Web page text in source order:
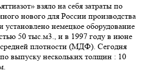
взяло на себя затраты по
нового для России производства
немецкое оборудование
50 тыс.м3., и в 1997 году в июне
средней плотности (МДФ). Сегодня
выпуску нескольких толщин : 10